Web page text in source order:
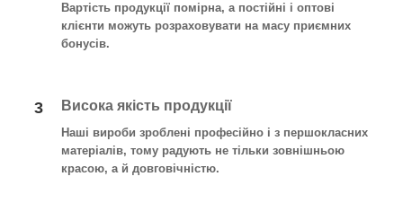
Вартість продукції помірна, а постійні і оптові
клієнти можуть розраховувати на масу приємних
бонусів.
3 Висока якість продукції
Наші вироби зроблені професійно і з першокласних
матеріалів, тому радують не тільки зовнішньою
красою, а й довговічністю.